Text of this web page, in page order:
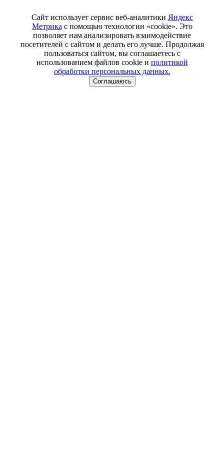
Сайт использует сервис веб-аналитики Яндекс
Метрика с помощью технологии «cookie». Это
позволяет нам анализировать взаимодействие
посетителей с сайтом и делать его лучше. Продолжая
пользоваться сайтом, вы соглашаетесь с
использованием файлов cookie и политикой
обработки персональных данных.
Соглашаюсь